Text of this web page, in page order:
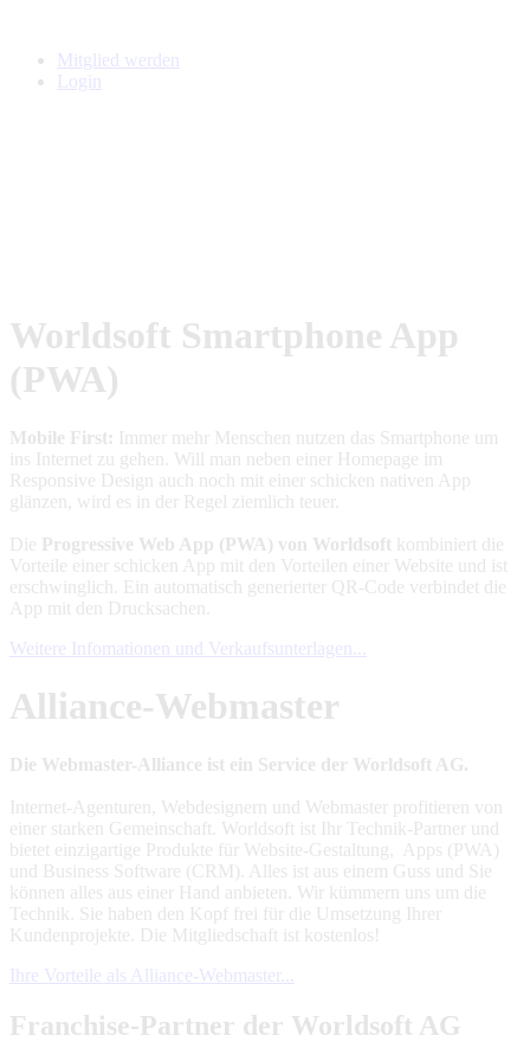
Mitglied werden
Login
Worldsoft Smartphone App
(PWA)
Mobile First: Immer mehr Menschen nutzen das Smartphone um
ins Internet zu gehen. Will man neben einer Homepage im
Responsive Design auch noch mit einer schicken nativen App
glänzen, wird es in der Regel ziemlich teuer.
Die Progressive Web App (PWA) von Worldsoft kombiniert die
Vorteile einer schicken App mit den Vorteilen einer Website und ist
erschwinglich. Ein automatisch generierter QR-Code verbindet die
App mit den Drucksachen.
Weitere Infomationen und Verkaufsunterlagen...
Alliance-Webmaster
Die Webmaster-Alliance ist ein Service der Worldsoft AG.
Internet-Agenturen, Webdesignern und Webmaster profitieren von
einer starken Gemeinschaft. Worldsoft ist Ihr Technik-Partner und
bietet einzigartige Produkte für Website-Gestaltung, Apps (PWA)
und Business Software (CRM). Alles ist aus einem Guss und Sie
können alles aus einer Hand anbieten. Wir kümmern uns um die
Technik. Sie haben den Kopf frei für die Umsetzung Ihrer
Kundenprojekte. Die Mitgliedschaft ist kostenlos!
Ihre Vorteile als Alliance-Webmaster...
Franchise-Partner der Worldsoft AG